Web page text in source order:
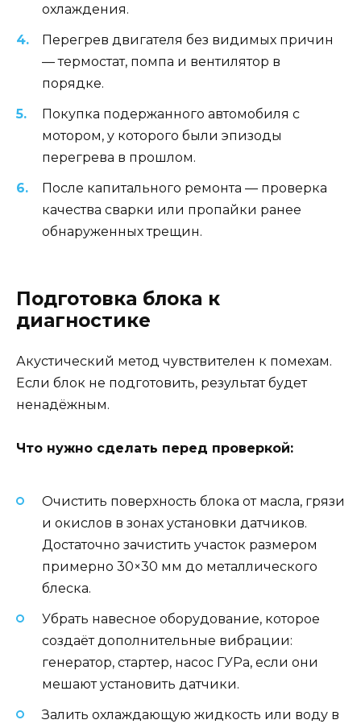
охлаждения.
Перегрев двигателя без видимых причин
— термостат, помпа и вентилятор в
порядке.
Покупка подержанного автомобиля с
мотором, у которого были эпизоды
перегрева в прошлом.
После капитального ремонта — проверка
качества сварки или пропайки ранее
обнаруженных трещин.
Подготовка блока к
диагностике
Акустический метод чувствителен к помехам.
Если блок не подготовить, результат будет
ненадёжным.
Что нужно сделать перед проверкой:
Очистить поверхность блока от масла, грязи
и окислов в зонах установки датчиков.
Достаточно зачистить участок размером
примерно 30×30 мм до металлического
блеска.
Убрать навесное оборудование, которое
создаёт дополнительные вибрации:
генератор, стартер, насос ГУРа, если они
мешают установить датчики.
Залить охлаждающую жидкость или воду в